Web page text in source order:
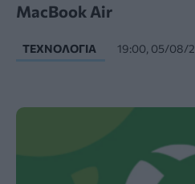
MacBook Air
ΤΕΧΝΟΛΟΓΊΑ 19:00, 05/08/